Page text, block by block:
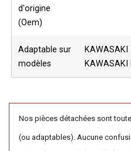
d'origine
(Oem)
Adaptable sur
modèles
KAWASAKI
KAWASAKI
Nos pièces détachées sont
(ou adaptables). Aucune